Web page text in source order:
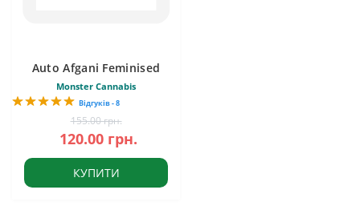
Auto Afgani Feminised
Monster Cannabis
Відгуків - 8
155.00 грн.
120.00 грн.
КУПИТИ